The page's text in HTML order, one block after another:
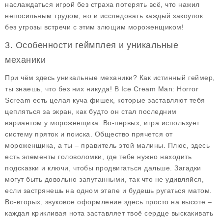
наслаждаться игрой без страха потерять всё, что нажил
непосильным трудом, но и исследовать каждый закоулок
без угрозы встречи с этим злющим мороженщиком!
3. Особенности геймплея и уникальные
механики
При чём здесь уникальные механики? Как истинный геймер,
ты знаешь, что без них никуда! В Ice Cream Man: Horror
Scream есть целая куча фишек, которые заставляют тебя
цепляться за экран, как будто он стал последним
вариантом у мороженщика. Во-первых, игра использует
систему пряток и поиска. Общество прячется от
мороженщика, а ты – правитель этой малины. Плюс, здесь
есть элементы головоломки, где тебе нужно находить
подсказки и ключи, чтобы продвигаться дальше. Загадки
могут быть довольно запутанными, так что не удивляйся,
если застрянешь на одном этапе и будешь ругаться матом.
Во-вторых, звуковое оформление здесь просто на высоте –
каждая крикливая нота заставляет твоё сердце выскакивать